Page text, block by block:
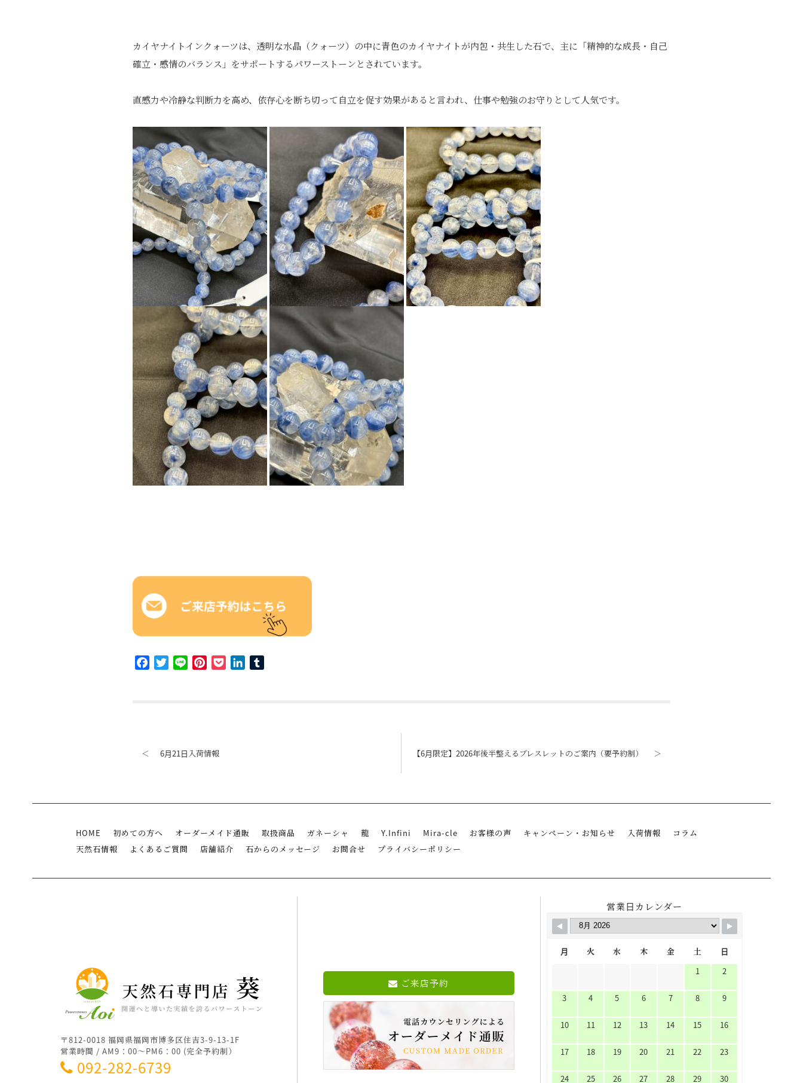
カイヤナイトインクォーツは、透明な水晶（クォーツ） の中に青色のカイヤナイトが内包・共生した石で、主に「精神的な成長・自己
確立・感情のバランス」 をサポートするパワーストーンとされています。
直感力や冷静な判断力を高め、 依存心を断ち切って自立を促す効果があると言われ、 仕事や勉強のお守りとして人気です。
FacebookTwitterLine PinterestPocketLinkedIn
＜ 6月21日入荷情報 【6月限定】2026年後半整えるブレスレットのご案内（要予約制） ＞
HOME 初めての方へ オーダーメイド通販 取扱商品 ガネーシャ 龍 Y.Infini Mira-cle お客様の声 キャンペーン・お知らせ 入荷情報
コラム
天然石情報
よくあるご質問 店舗紹介 石からのメッセージ お問合せ プライバシーポリシー
〒812-0018 福岡県福岡市博多区住吉3-9-13-1F
営業時間 / AM9：00～PM6：00 (完全予約制）
092-282-6739
ご来店予約
営業日カレンダー
月 火 水 木 金 土
日
1
2
3 4 5 6 7 8 9
10 11 12 13 14 15 16
17 18 19 20 21 22 23
24 25 26 27 28 29 30